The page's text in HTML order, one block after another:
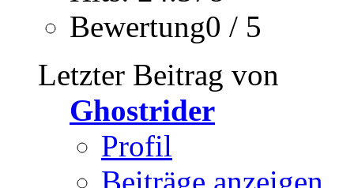
Bewertung0 / 5
Letzter Beitrag von
Ghostrider
Profil
Beiträge anzeigen